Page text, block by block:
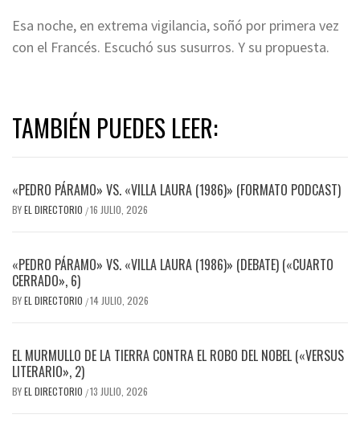
Esa noche, en extrema vigilancia, soñó por primera vez
con el Francés. Escuchó sus susurros. Y su propuesta.
TAMBIÉN PUEDES LEER:
«PEDRO PÁRAMO» VS. «VILLA LAURA (1986)» (FORMATO PODCAST)
BYEL DIRECTORIO /16 JULIO, 2026
«PEDRO PÁRAMO» VS. «VILLA LAURA (1986)» (DEBATE) («CUARTO
CERRADO», 6)
BYEL DIRECTORIO /14 JULIO, 2026
EL MURMULLO DE LA TIERRA CONTRA EL ROBO DEL NOBEL («VERSUS
LITERARIO», 2)
BYEL DIRECTORIO /13 JULIO, 2026